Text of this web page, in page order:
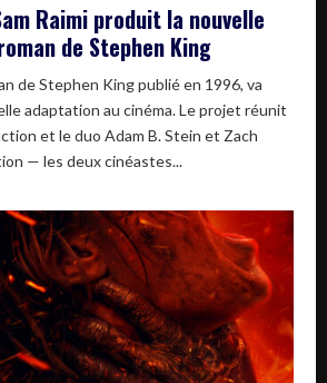
Raimi produit la nouvelle
de Stephen King
de Stephen King publié en 1996, va
adaptation au cinéma. Le projet réunit
et le duo Adam B. Stein et Zach
— les deux cinéastes...